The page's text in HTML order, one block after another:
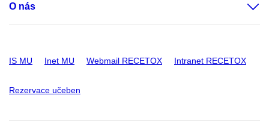
O nás
IS MU Inet MU Webmail RECETOX Intranet RECETOX
Rezervace učeben